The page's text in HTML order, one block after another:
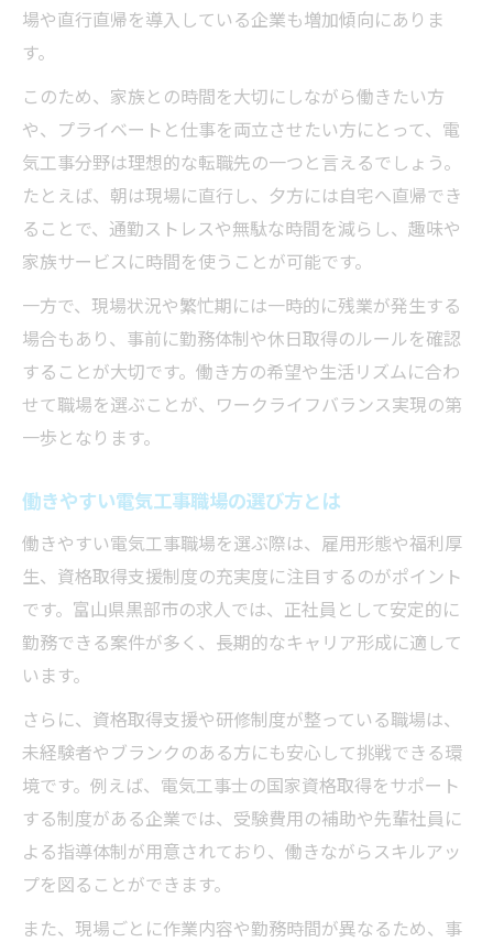
場や直行直帰を導入している企業も増加傾向にありま
す。
このため、家族との時間を大切にしながら働きたい方
や、プライベートと仕事を両立させたい方にとって、電
気工事分野は理想的な転職先の一つと言えるでしょう。
たとえば、朝は現場に直行し、夕方には自宅へ直帰でき
ることで、通勤ストレスや無駄な時間を減らし、趣味や
家族サービスに時間を使うことが可能です。
一方で、現場状況や繁忙期には一時的に残業が発生する
場合もあり、事前に勤務体制や休日取得のルールを確認
することが大切です。働き方の希望や生活リズムに合わ
せて職場を選ぶことが、ワークライフバランス実現の第
一歩となります。
働きやすい電気工事職場の選び方とは
働きやすい電気工事職場を選ぶ際は、雇用形態や福利厚
生、資格取得支援制度の充実度に注目するのがポイント
です。富山県黒部市の求人では、正社員として安定的に
勤務できる案件が多く、長期的なキャリア形成に適して
います。
さらに、資格取得支援や研修制度が整っている職場は、
未経験者やブランクのある方にも安心して挑戦できる環
境です。例えば、電気工事士の国家資格取得をサポート
する制度がある企業では、受験費用の補助や先輩社員に
よる指導体制が用意されており、働きながらスキルアッ
プを図ることができます。
また、現場ごとに作業内容や勤務時間が異なるため、事